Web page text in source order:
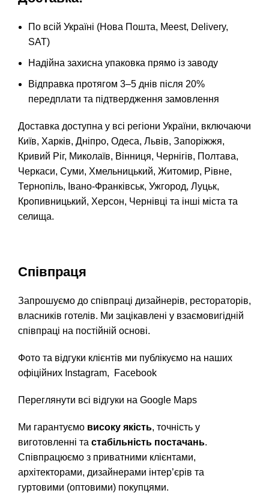
По всій Україні (Нова Пошта, Meest, Delivery,
SAT)
Надійна захисна упаковка прямо із заводу
Відправка протягом 3–5 днів після 20%
передплати та підтвердження замовлення
Доставка доступна у всі регіони України, включаючи
Київ, Харків, Дніпро, Одеса, Львів, Запоріжжя,
Кривий Ріг, Миколаїв, Вінниця, Чернігів, Полтава,
Черкаси, Суми, Хмельницький, Житомир, Рівне,
Тернопіль, Івано-Франківськ, Ужгород, Луцьк,
Кропивницький, Херсон, Чернівці та інші міста та
селища.
Співпраця
Запрошуємо до співпраці дизайнерів, рестораторів,
власників готелів. Ми зацікавлені у взаємовигідній
співпраці на постійній основі.
Фото та відгуки клієнтів ми публікуємо на наших
офіційних Instagram, Facebook
Переглянути всі відгуки на Google Maps
Ми гарантуємо високу якість, точність у
виготовленні та стабільність постачань.
Співпрацюємо з приватними клієнтами,
архітекторами, дизайнерами інтер’єрів та
гуртовими (оптовими) покупцями.